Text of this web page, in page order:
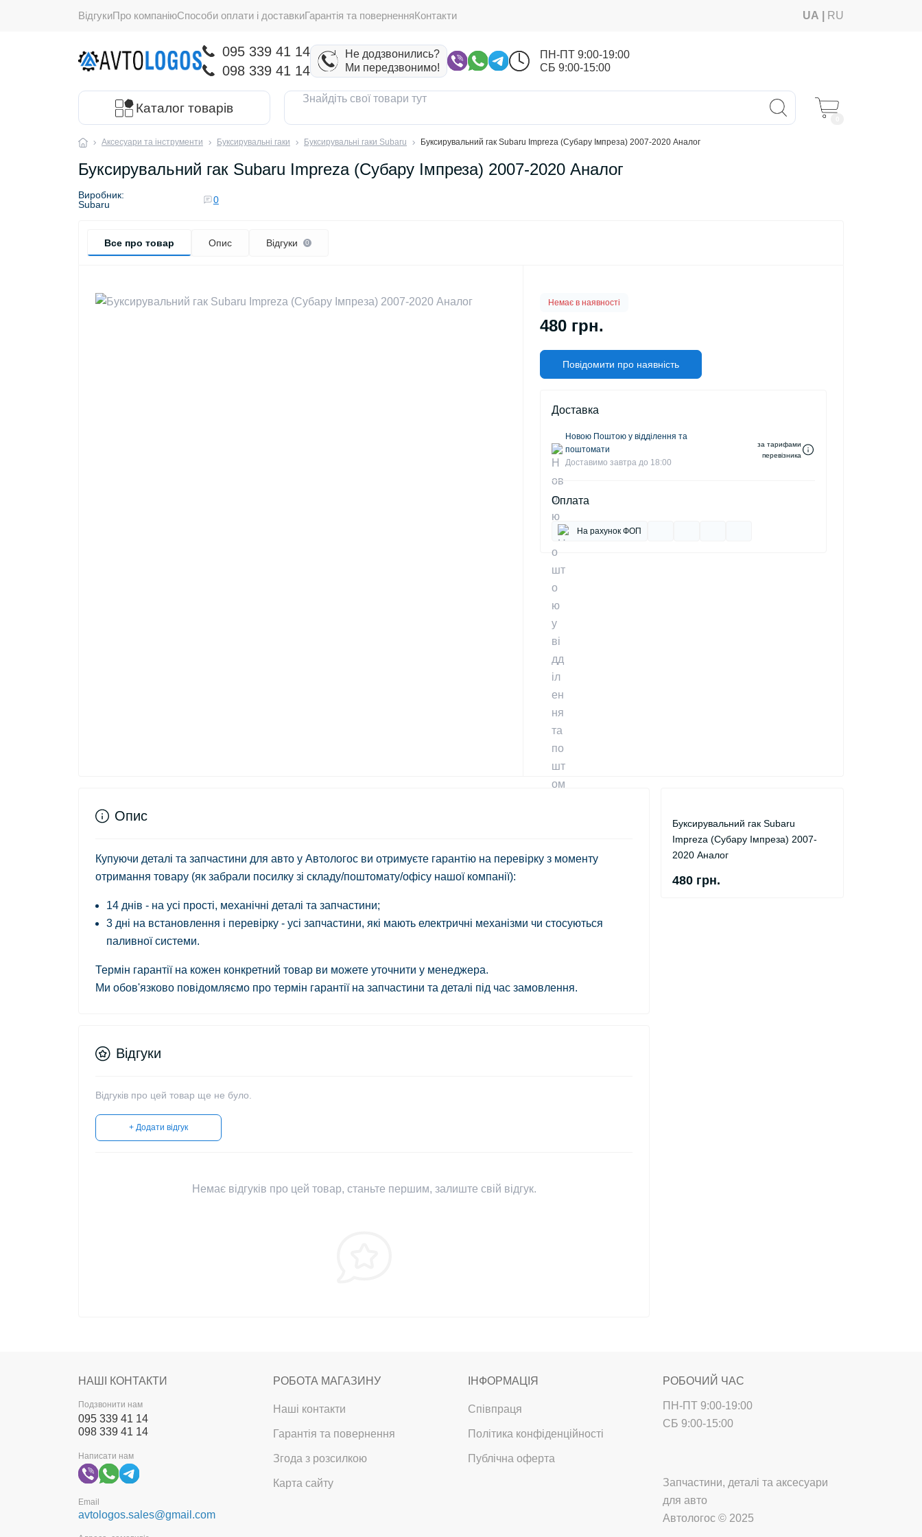
ВідгукиПро компаніюСпособи оплати і доставкиГарантія та поверненняКонтакти UA RU
095 339 41 14
098 339 41 14
Не додзвонились?
Ми передзвонимо!
ПН-ПТ 9:00-19:00
СБ 9:00-15:00
Каталог товарів
Аксесуари та інструменти Буксирувальні гаки Буксирувальні гаки Subaru Буксирувальний гак Subaru Impreza (Субару Імпреза) 2007-2020 Аналог
Буксирувальний гак Subaru Impreza (Субару Імпреза) 2007-2020 Аналог
Виробник:
Subaru
0
Все про товар Опис Відгуки 0
Немає в наявності
480 грн.
Повідомити про наявність
Доставка
Новою Поштою у відділення та
поштомати
Доставимо завтра до 18:00
за тарифами
перевізника
Оплата
На рахунок ФОП
Буксирувальний гак Subaru
Impreza (Субару Імпреза) 2007-
2020 Аналог
480 грн.
Опис
Купуючи деталі та запчастини для авто у Автологос ви отримуєте гарантію на перевірку з моменту
отримання товару (як забрали посилку зі складу/поштомату/офісу нашої компанії):
14 днів - на усі прості, механічні деталі та запчастини;
3 дні на встановлення і перевірку - усі запчастини, які мають електричні механізми чи стосуються
паливної системи.
Термін гарантії на кожен конкретний товар ви можете уточнити у менеджера.
Ми обов'язково повідомляємо про термін гарантії на запчастини та деталі під час замовлення.
Відгуки
Відгуків про цей товар ще не було.
+ Додати відгук
Немає відгуків про цей товар, станьте першим, залиште свій відгук.
НАШІ КОНТАКТИ
Подзвонити нам
095 339 41 14
098 339 41 14
Написати нам
Email
avtologos.sales@gmail.com
РОБОТА МАГАЗИНУ
Наші контакти
Гарантія та повернення
Згода з розсилкою
Карта сайту
ІНФОРМАЦІЯ
Співпраця
Політика конфіденційності
Публічна оферта
РОБОЧИЙ ЧАС
ПН-ПТ 9:00-19:00
СБ 9:00-15:00
Запчастини, деталі та аксесуари
для авто
Автологос © 2025